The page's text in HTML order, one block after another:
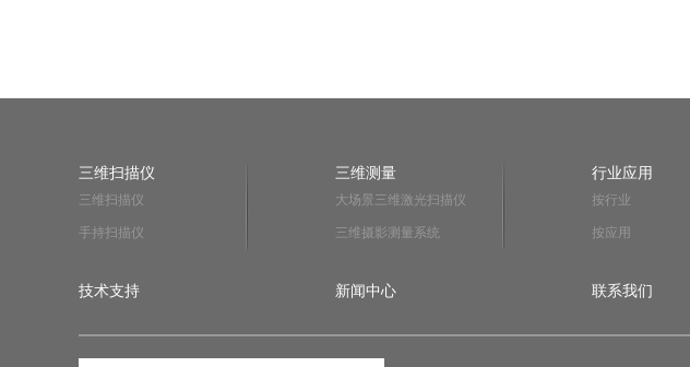
三维扫描仪
三维扫描仪
手持扫描仪
三维测量
大场景三维激光扫描仪
三维摄影测量系统
行业应用
按行业
按应用
技术支持 新闻中心 联系我们